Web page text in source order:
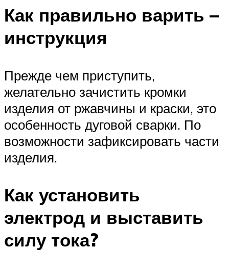
Как правильно варить –
инструкция
Прежде чем приступить,
желательно зачистить кромки
изделия от ржавчины и краски, это
особенность дуговой сварки. По
возможности зафиксировать части
изделия.
Как установить
электрод и выставить
силу тока?